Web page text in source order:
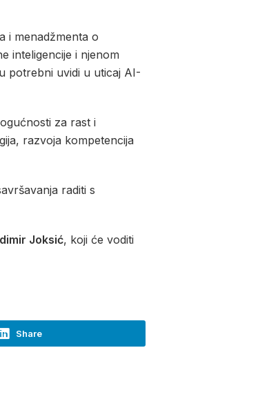
i menadžmenta o
inteligencije i njenom
potrebni uvidi u uticaj AI-
za rast i
razvoja kompetencija
raditi s
Joksić, koji će voditi
Share